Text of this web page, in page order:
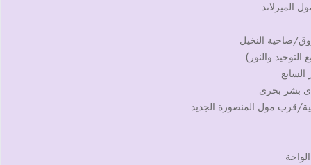
الميرلاند
ضاحية النخيل
والنور)
بشر بحرى
قرب مول المنصورة الجديد